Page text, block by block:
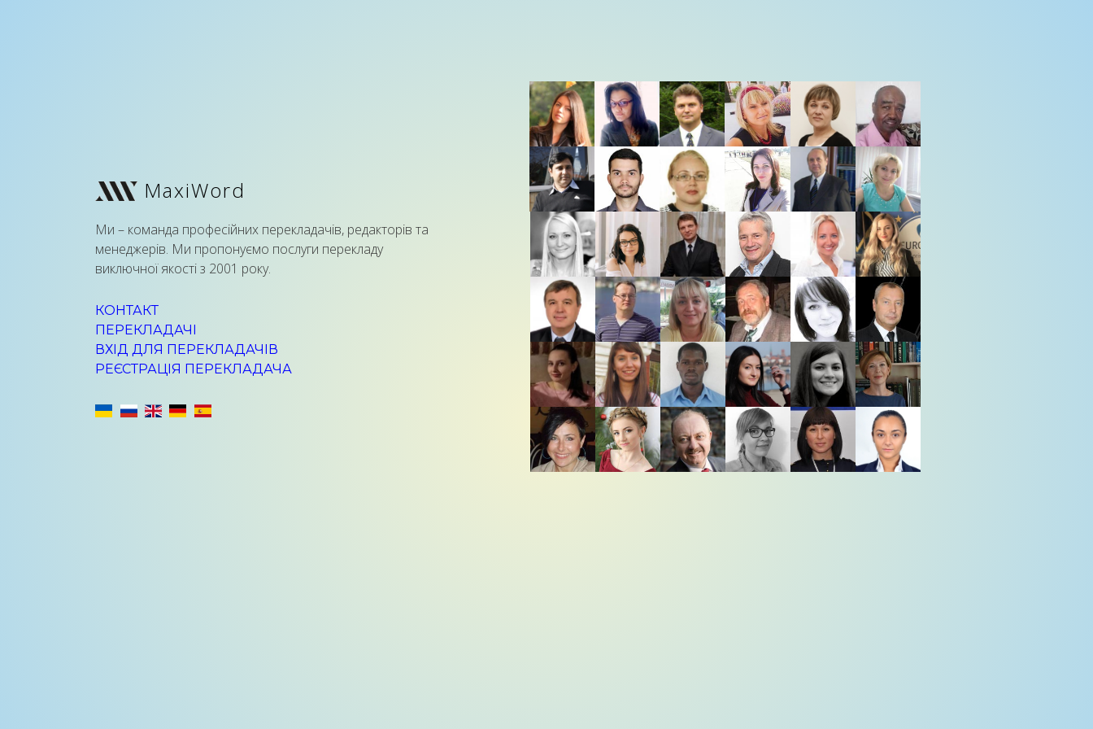
MaxiWord
Ми – команда професійних перекладачів, редакторів та
менеджерів. Ми пропонуємо послуги перекладу
виключної якості з 2001 року.
КОНТАКТ
ПЕРЕКЛАДАЧІ
ВХІД ДЛЯ ПЕРЕКЛАДАЧІВ
РЕЄСТРАЦІЯ ПЕРЕКЛАДАЧА